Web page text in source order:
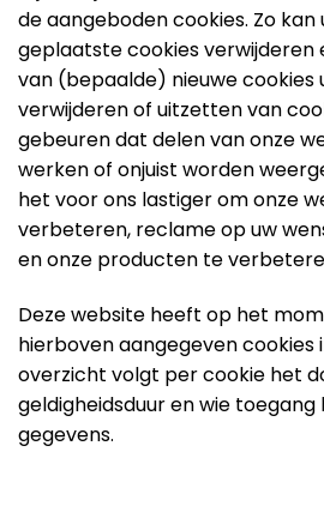
de aangeboden cookies. Zo
geplaatste cookies
van (bepaalde) nieuwe cookies
verwijderen of uitzetten van
gebeuren dat delen van onze
werken of onjuist worden
het voor ons lastiger om onze
verbeteren, reclame op uw
en onze producten te
Deze website heeft op het
hierboven aangegeven cookies
overzicht volgt per cookie het
geldigheidsduur en wie
gegevens.